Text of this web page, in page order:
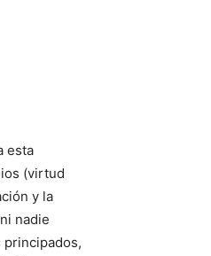
esta
(virtud
y la
nadie
principados,